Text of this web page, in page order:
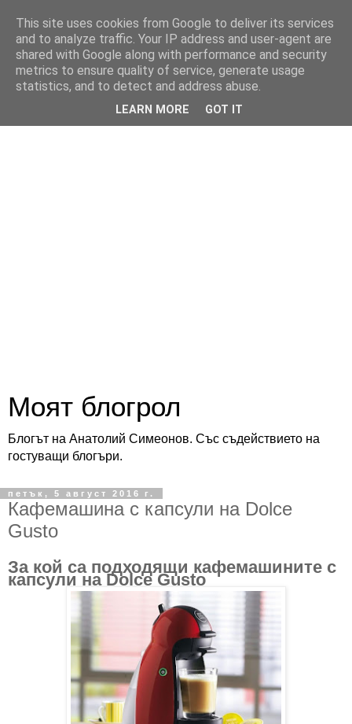
Моят блогрол
Блогът на Анатолий Симеонов. Със съдействието на
гостуващи блогъри.
петък, 5 август 2016 г.
Кафемашина с капсули на Dolce
Gusto
За кой са подходящи кафемашините с
капсули на Dolce Gusto
This site uses cookies from Google to deliver its services
and to analyze traffic. Your IP address and user-agent are
shared with Google along with performance and security
metrics to ensure quality of service, generate usage
statistics, and to detect and address abuse.
LEARN MORE GOT IT